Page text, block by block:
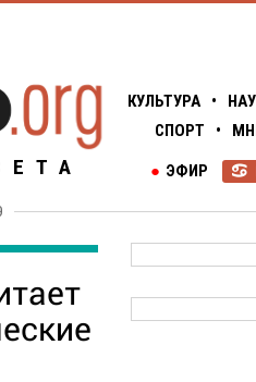
КУЛЬТУРА •
СПОРТ
•
R
● ЭФИР